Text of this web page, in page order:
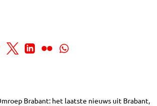
Brabant: het laatste nieuws uit Brabant,